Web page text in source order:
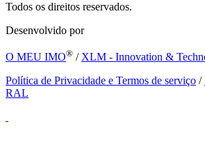
Todos os direitos reservados.
Desenvolvido por
O MEU IMO® /XLM - Innovation &
Política de Privacidade e Termos de serviço /
RAL